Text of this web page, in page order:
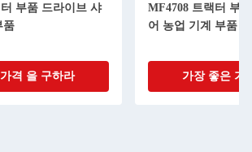
부품 드라이브 샤
품
격 을 구하라
MF4708 트랙터 부
어 농업 기계 부품
가장 좋은 가